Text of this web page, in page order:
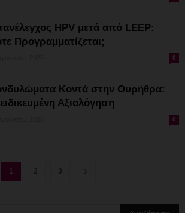
HPV μετά από LEEP:
Προγραμματίζεται;
0
Κοντά στην Ουρήθρα:
Αξιολόγηση
0
1 2 3